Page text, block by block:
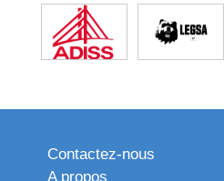
Contactez-nous
A propos